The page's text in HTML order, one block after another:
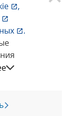
,
.
права